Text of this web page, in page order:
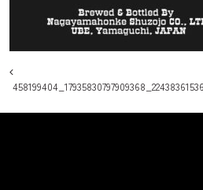
投稿ナビゲーション